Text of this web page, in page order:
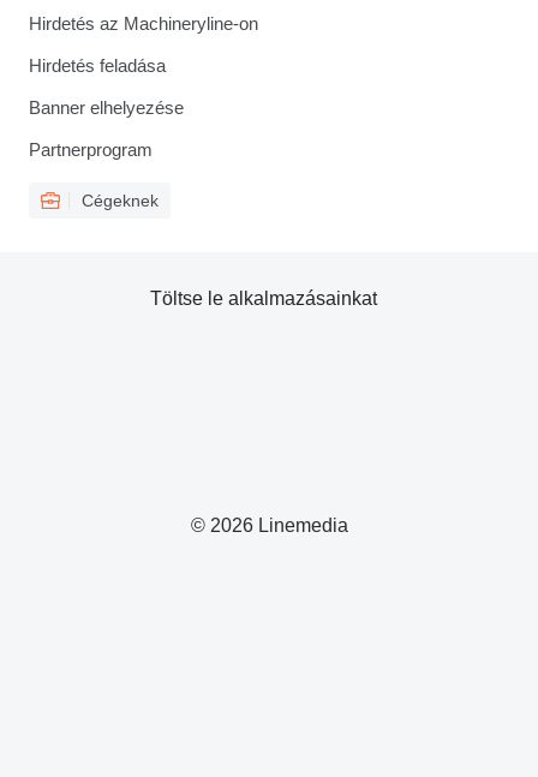
Hirdetés az Machineryline-on
Hirdetés feladása
Banner elhelyezése
Partnerprogram
Cégeknek
© 2026 Linemedia
Töltse le alkalmazásainkat